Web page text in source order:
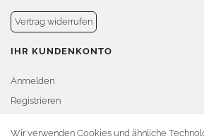
Vertrag widerrufen
IHR KUNDENKONTO
Anmelden
Registrieren
Warenkorb
Wir verwenden Cookies und ähnliche